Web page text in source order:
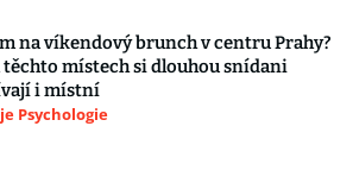
na víkendový brunch v centru Prahy?
těchto místech si dlouhou snídani
i místní
Psychologie